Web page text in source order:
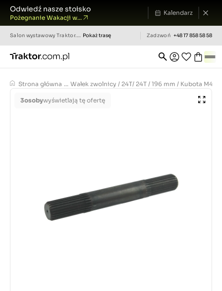
Odwiedź nasze stoisko
Pożegnanie Wakacji w...
Kalendarz
Salon wystawowy Traktor.com.pl Pokaż trasę Zadzwoń +48 17 858 58 58
Strona główna ... Wałek zwolnicy / 24T/ 24T / 196 mm / Kubota
3osobywyświetlają tę ofertę